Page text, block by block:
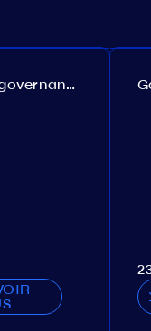
Persistence governance. Proposal №150